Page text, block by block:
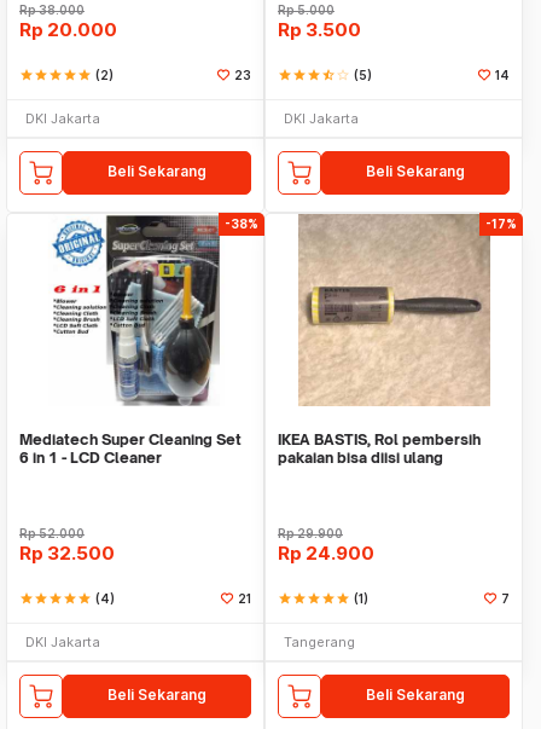
Rp38.000
Rp 20.000
starstarstarstarstar (2) 23
DKI Jakarta
Beli Sekarang
Rp5.000
Rp 3.500
starstarstarstar_halfstar_border (5) 14
DKI Jakarta
Beli Sekarang
-38%
Mediatech Super Cleaning Set
6 in 1 - LCD Cleaner
Rp52.000
Rp 32.500
starstarstarstarstar (4) 21
DKI Jakarta
Beli Sekarang
-17%
IKEA BASTIS, Rol pembersih
pakaian bisa diisi ulang
Rp29.900
Rp 24.900
starstarstarstarstar (1) 7
Tangerang
Beli Sekarang